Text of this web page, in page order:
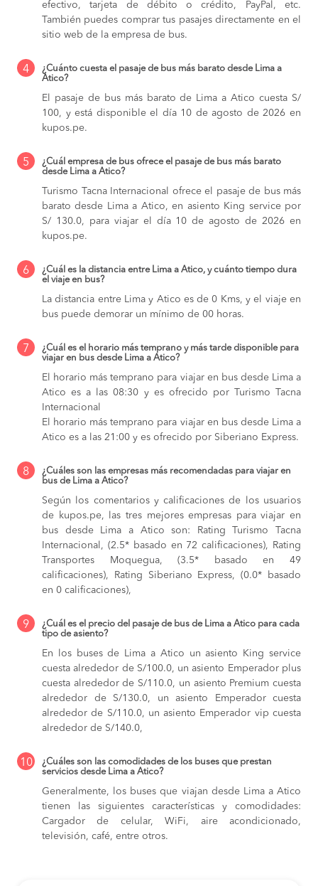
efectivo, tarjeta de débito o crédito, PayPal, etc.
También puedes comprar tus pasajes directamente en el
sitio web de la empresa de bus.
4
¿Cuánto cuesta el pasaje de bus más barato desde Lima a
Atico?
El pasaje de bus más barato de Lima a Atico cuesta S/
100, y está disponible el día 10 de agosto de 2026 en
kupos.pe.
5
¿Cuál empresa de bus ofrece el pasaje de bus más barato
desde Lima a Atico?
Turismo Tacna Internacional ofrece el pasaje de bus más
barato desde Lima a Atico, en asiento King service por
S/ 130.0, para viajar el día 10 de agosto de 2026 en
kupos.pe.
6
¿Cuál es la distancia entre Lima a Atico, y cuánto tiempo dura
el viaje en bus?
La distancia entre Lima y Atico es de 0 Kms, y el viaje en
bus puede demorar un mínimo de 00 horas.
7
¿Cuál es el horario más temprano y más tarde disponible para
viajar en bus desde Lima a Atico?
El horario más temprano para viajar en bus desde Lima a
Atico es a las 08:30 y es ofrecido por Turismo Tacna
Internacional
El horario más temprano para viajar en bus desde Lima a
Atico es a las 21:00 y es ofrecido por Siberiano Express.
8
¿Cuáles son las empresas más recomendadas para viajar en
bus de Lima a Atico?
Según los comentarios y calificaciones de los usuarios
de kupos.pe, las tres mejores empresas para viajar en
bus desde Lima a Atico son: Rating Turismo Tacna
Internacional, (2.5* basado en 72 calificaciones), Rating
Transportes Moquegua, (3.5* basado en 49
calificaciones), Rating Siberiano Express, (0.0* basado
en 0 calificaciones),
9
¿Cuál es el precio del pasaje de bus de Lima a Atico para cada
tipo de asiento?
En los buses de Lima a Atico un asiento King service
cuesta alrededor de S/100.0, un asiento Emperador plus
cuesta alrededor de S/110.0, un asiento Premium cuesta
alrededor de S/130.0,
un asiento Emperador cuesta
alrededor de S/110.0, un asiento Emperador vip cuesta
alrededor de S/140.0,
10
¿Cuáles son las comodidades de los buses que prestan
servicios desde Lima a Atico?
Generalmente, los buses que viajan desde Lima a Atico
tienen las siguientes características y comodidades:
Cargador de celular, WiFi, aire acondicionado,
televisión, café, entre otros.